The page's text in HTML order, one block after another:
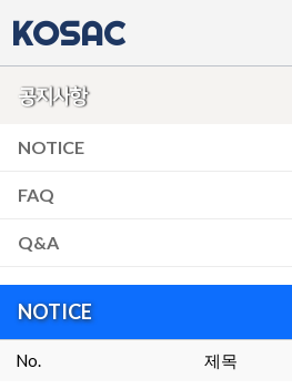
KOSAC
공지사항
NOTICE
FAQ
Q&A
NOTICE
No. 제목